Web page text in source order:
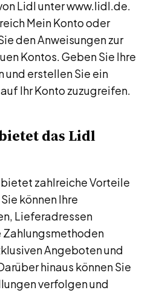
Lidl unter www.lidl.de.
Mein Konto oder
den Anweisungen zur
Kontos. Geben Sie Ihre
und erstellen Sie ein
Ihr Konto zuzugreifen.
das Lidl
zahlreiche Vorteile
können Ihre
Lieferadressen
Angeboten und
hinaus können Sie
verfolgen und